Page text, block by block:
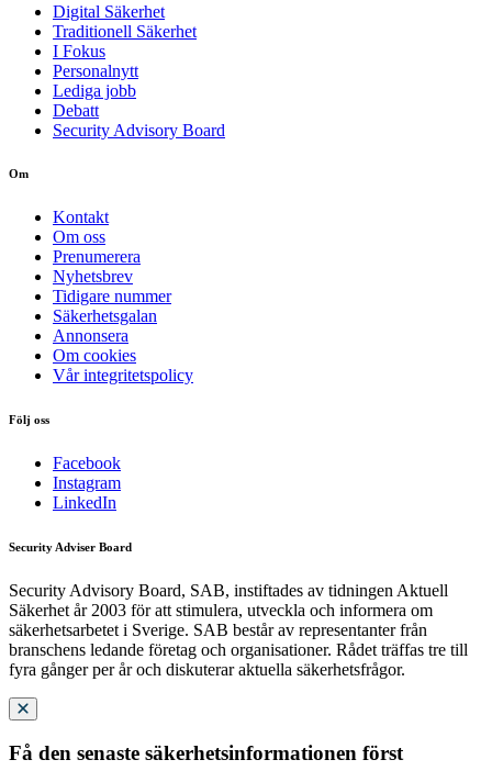
Digital Säkerhet
Traditionell Säkerhet
I Fokus
Personalnytt
Lediga jobb
Debatt
Security Advisory Board
Om
Kontakt
Om oss
Prenumerera
Nyhetsbrev
Tidigare nummer
Säkerhetsgalan
Annonsera
Om cookies
Vår integritetspolicy
Följ oss
Facebook
Instagram
LinkedIn
Security Adviser Board
Security Advisory Board, SAB, instiftades av tidningen Aktuell
Säkerhet år 2003 för att stimulera, utveckla och informera om
säkerhetsarbetet i Sverige. SAB består av representanter från
branschens ledande företag och organisationer. Rådet träffas tre till
fyra gånger per år och diskuterar aktuella säkerhetsfrågor.
Få den senaste säkerhetsinformationen först